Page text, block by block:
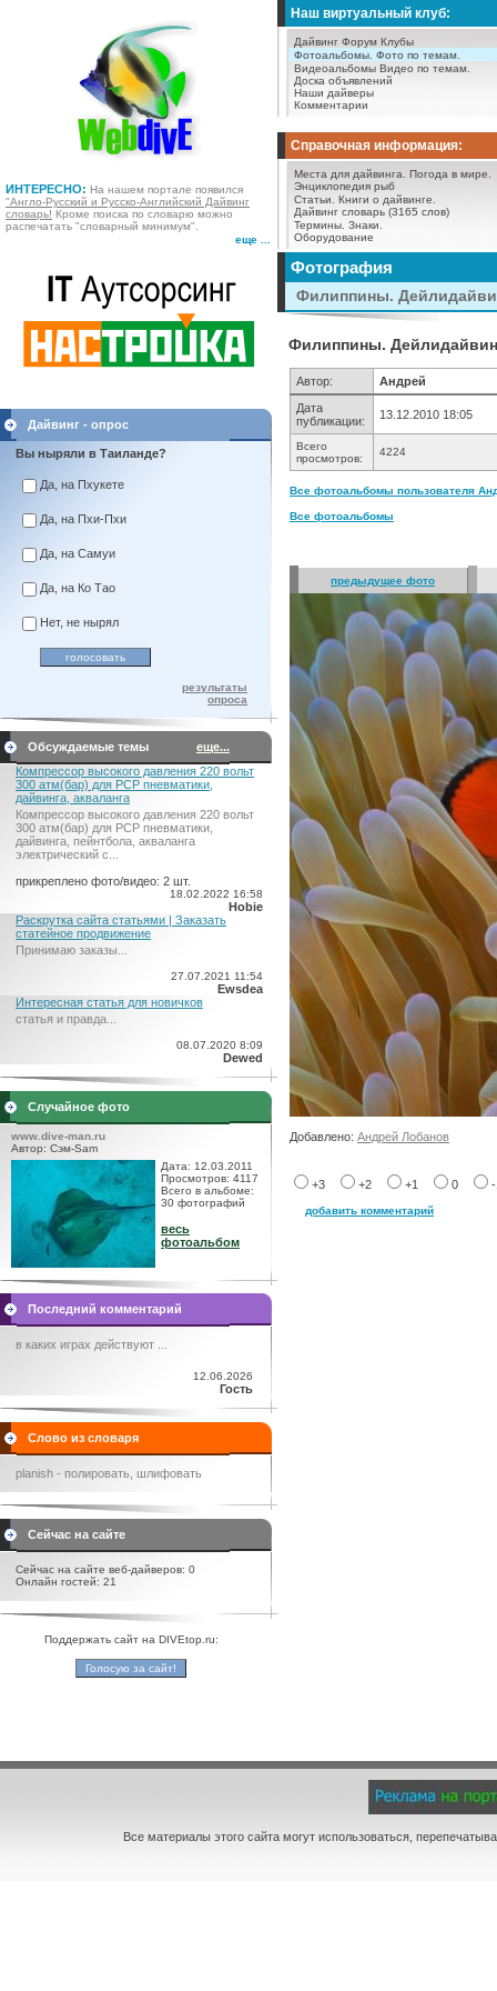
ИНТЕРЕСНО: На нашем портале появился
"Англо-Русский и Русско-Английский Дайвинг
словарь! Кроме поиска по словарю можно
распечатать "словарный минимум".
еще ...
Наш виртуальный клуб:
Дайвинг Форум Клубы
Фотоальбомы. Фото по темам.
Видеоальбомы Видео по темам.
Доска объявлений
Наши дайверы
Комментарии
Справочная информация:
Места для дайвинга.
Погода в мире.
Энциклопедия рыб
Статьи.
Книги о дайвинге.
Дайвинг словарь (3165 слов)
Термины. Знаки.
Оборудование
Дайвинг - опрос
Вы ныряли в Таиланде?
Да, на Пхукете
Да, на Пхи-Пхи
Да, на Самуи
Да, на Ко Тао
Нет, не нырял
результаты
опроса
Обсуждаемые темы
еще...
Компрессор высокого давления 220 вольт
300 атм(бар) для PCP пневматики,
дайвинга, акваланга
Компрессор высокого давления 220 вольт
300 атм(бар) для PCP пневматики,
дайвинга, пейнтбола, акваланга
электрический c...
прикреплено фото/видео: 2 шт.
18.02.2022 16:58
Hobie
Раскрутка сайта статьями | Заказать
статейное продвижение
Принимаю заказы...
27.07.2021 11:54
Ewsdea
Интересная статья для новичков
статья и правда...
08.07.2020 8:09
Dewed
Случайное фото
www.dive-man.ru
Автор: Сэм-Sam
Дата: 12.03.2011
Просмотров: 4117
Всего в альбоме:
30 фотографий
весь
фотоальбом
Последний комментарий
в каких играх действуют ...
12.06.2026
Гость
Слово из словаря
planish - полировать, шлифовать
Сейчас на сайте
Сейчас на сайте веб-дайверов: 0
Онлайн гостей: 21
Поддержать сайт на DIVEtop.ru:
Фотография
Филиппины.
Филиппины.
Автор:
Андрей
Дата
публикации:
13.12.2010 18:05
Всего
просмотров:
4224
Все фотоальбомы пользователя
Все фотоальбомы
предыдущее фото
Добавлено: Андрей Лобанов
+3 +2 +1 0
добавить комментарий
Все материалы этого сайта могут использоваться,